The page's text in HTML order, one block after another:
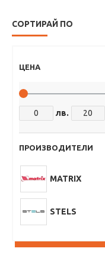
СОРТИРАЙ ПО
ЦЕНА
лв.
ПРОИЗВОДИТЕЛИ
MATRIX
STELS